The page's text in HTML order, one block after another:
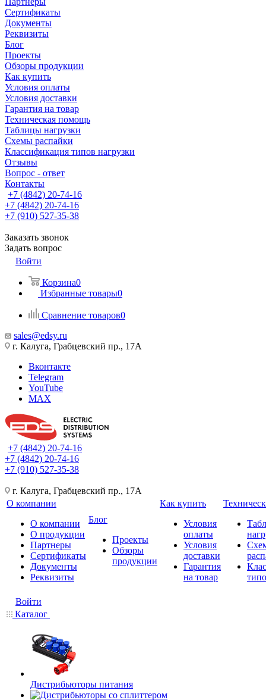
Сертификаты
Документы
Реквизиты
Блог
Проекты
Обзоры продукции
Как купить
Условия оплаты
Условия доставки
Гарантия на товар
Техническая помощь
Таблицы нагрузки
Схемы распайки
Классификация типов нагрузки
Отзывы
Вопрос - ответ
Контакты
+7 (4842) 20-74-16
+7 (4842) 20-74-16
+7 (910) 527-35-38
Заказать звонок
Задать вопрос
Войти
Корзина0
Избранные товары0
Сравнение товаров0
sales@edsy.ru
г. Калуга, Грабцевский пр., 17А
Вконтакте
Telegram
YouTube
MAX
+7 (4842) 20-74-16
+7 (4842) 20-74-16
+7 (910) 527-35-38
г. Калуга, Грабцевский пр., 17А
О компании
О компании
О продукции
Партнеры
Сертификаты
Документы
Реквизиты
Блог
Проекты
Обзоры
продукции
Как купить
Условия
оплаты
Условия
доставки
Гарантия
на товар
Войти
Каталог
Дистрибьюторы питания